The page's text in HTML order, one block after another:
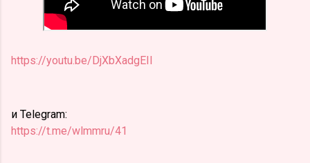
https://youtu.be/DjXbXadgEII
и Telegram:
https://t.me/wlmmru/41